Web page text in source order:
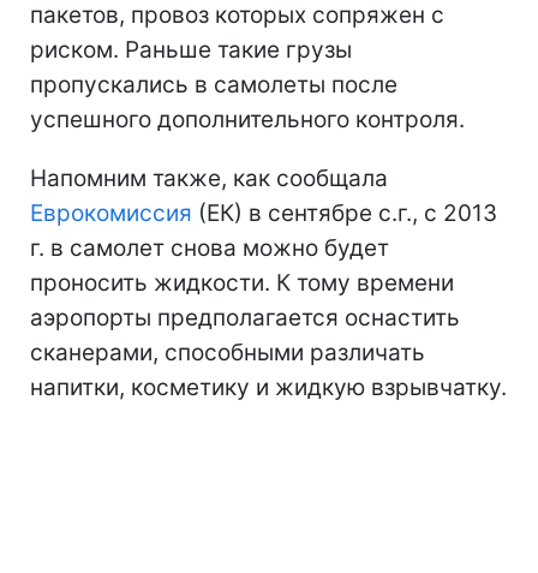
пакетов, провоз которых сопряжен с
риском. Раньше такие грузы
пропускались в самолеты после
успешного дополнительного контроля.
Напомним также, как сообщала
Еврокомиссия (ЕК) в сентябре с.г., с 2013
г. в самолет снова можно будет
проносить жидкости. К тому времени
аэропорты предполагается оснастить
сканерами, способными различать
напитки, косметику и жидкую взрывчатку.